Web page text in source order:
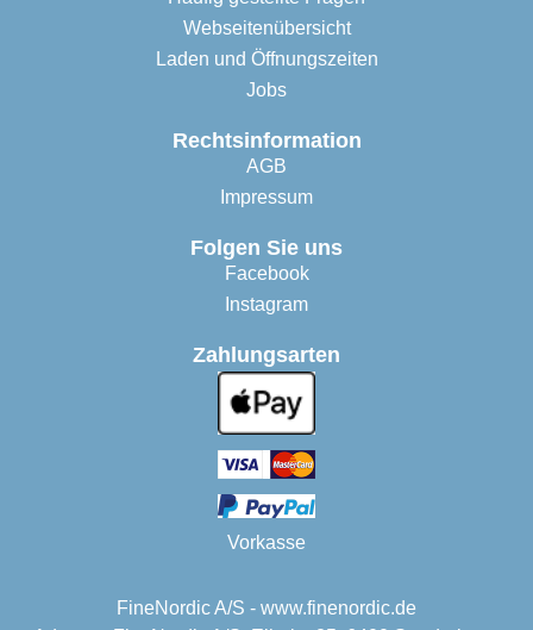
Webseitenübersicht
Laden und Öffnungszeiten
Jobs
Rechtsinformation
AGB
Impressum
Folgen Sie uns
Facebook
Instagram
Zahlungsarten
Vorkasse
FineNordic A/S - www.finenordic.de